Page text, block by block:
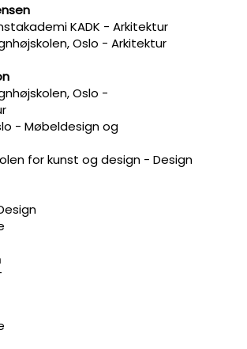
KADK - Arkitektur
Oslo - Arkitektur
Oslo -
- Møbeldesign og
for kunst og design - Design